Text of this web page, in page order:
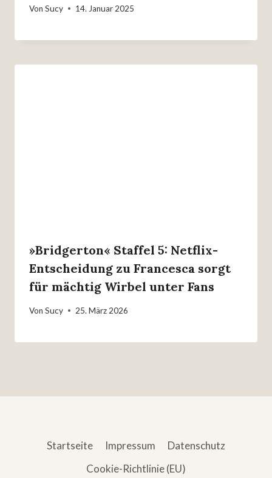
Von Sucy 14. Januar 2025
»Bridgerton« Staffel 5: Netflix-
Entscheidung zu Francesca sorgt
für mächtig Wirbel unter Fans
Von Sucy 25. März 2026
Startseite Impressum
Datenschutz
Cookie-Richtlinie (EU)